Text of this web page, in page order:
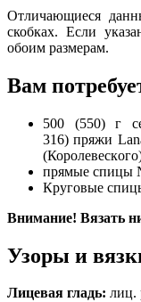
Отличающиеся
скобках. Если
обоим размерам.
Вам
500 (550) г
316) пряжи
прямые спицы
Круговые
Внимание! Вязать
Узоры и
Лицевая гладь: лиц.